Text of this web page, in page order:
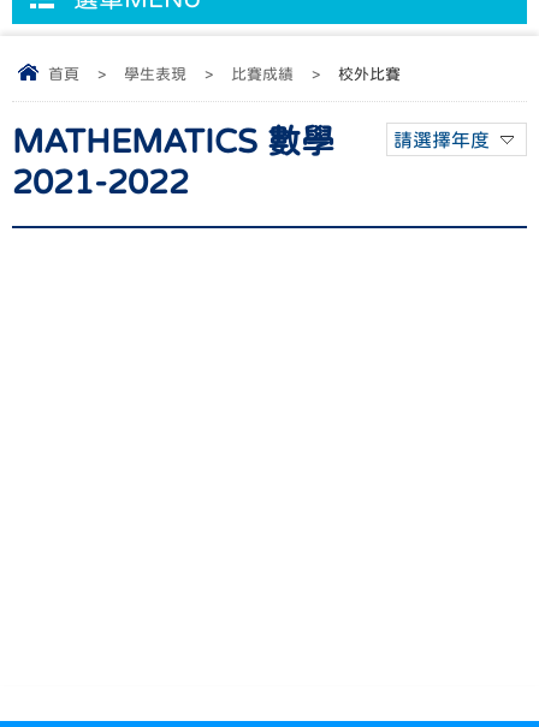
首頁 > 學生表現 > 比賽成績 > 校外比賽
請選擇年度
MATHEMATICS 數學
2021-2022